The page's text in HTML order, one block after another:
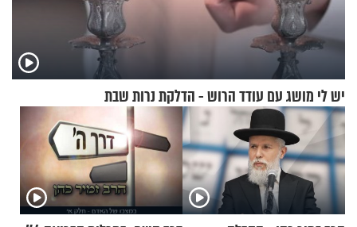
יש לי מושג עם עודד הרוש - הדלקת נרות שבת